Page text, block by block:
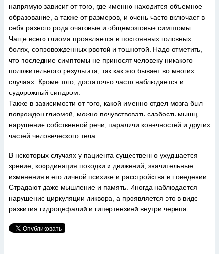
напрямую зависит от того, где именно находится объемное
образование, а также от размеров, и очень часто включает в
себя разного рода очаговые и общемозговые симптомы.
Чаще всего глиома проявляется в постоянных головных
болях, сопровожденных рвотой и тошнотой. Надо отметить,
что последние симптомы не приносят человеку никакого
положительного результата, так как это бывает во многих
случаях. Кроме того, достаточно часто наблюдается и
судорожный синдром.
Также в зависимости от того, какой именно отдел мозга был
поврежден глиомой, можно почувствовать слабость мышц,
нарушение собственной речи, параличи конечностей и других
частей человеческого тела.
В некоторых случаях у пациента существенно ухудшается
зрение, координация походки и движений, значительные
изменения в его личной психике и расстройства в поведении.
Страдают даже мышление и память. Иногда наблюдается
нарушение циркуляции ликвора, а проявляется это в виде
развития гидроцефалий и гипертензией внутри черепа.